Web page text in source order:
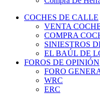
COCHES DE CALLE
VENTA
COMPRA
SINIESTROS
EL BAÚL DE
FOROS DE OPINIÓN
FORO
WRC
ERC
CERA